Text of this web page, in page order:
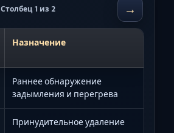
Столбец 1 из 2 →
Назначение
Раннее обнаружение
задымления и перегрева
Принудительное удаление